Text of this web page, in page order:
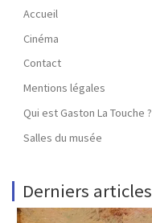
Accueil
Cinéma
Contact
Mentions légales
Qui est Gaston La Touche ?
Salles du musée
Derniers articles